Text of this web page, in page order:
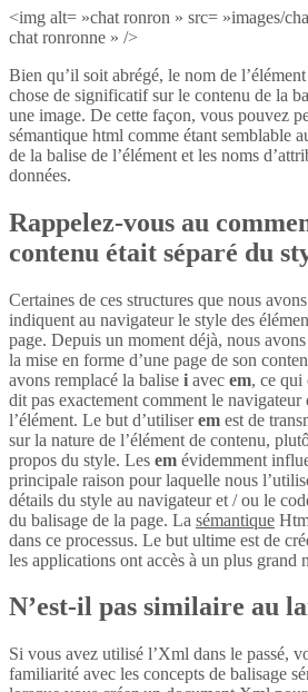
<img alt= »chat ronron » src= »images/
chat ronronne » />
Bien qu’il soit abrégé, le nom de l’élément
chose de significatif sur le contenu de la
une image. De cette façon, vous pouvez
sémantique html comme étant semblable
de la balise de l’élément et les noms
données.
Rappelez-vous au
contenu était séparé du
Certaines de ces structures que nous
indiquent au navigateur le style des
page. Depuis un moment déjà, nous
la mise en forme d’une page de son
avons remplacé la balise i avec em, ce qui
dit pas exactement comment le
l’élément. Le but d’utiliserem est de
sur la nature de l’élément de contenu,
propos du style. Les em évidemment
principale raison pour laquelle nous
détails du style au navigateur et / ou le
du balisage de la page. La sémantique
dans ce processus. Le but ultime est de
les applications ont accès à un plus grand
N’est-il pas similaire au
Si vous avez utilisé l’Xml dans le passé,
familiarité avec les concepts de balisage